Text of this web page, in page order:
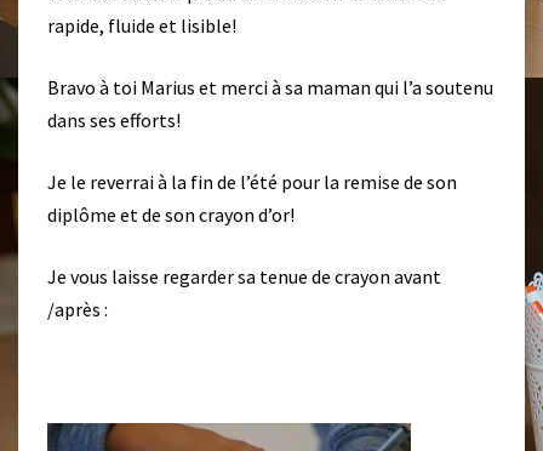
È
P
M
A
I
rapide, fluide et lisible!
Bravo à toi Marius et merci à sa maman qui l’a soutenu
dans ses efforts!
Je le reverrai à la fin de l’été pour la remise de son
diplôme et de son crayon d’or!
Je vous laisse regarder sa tenue de crayon avant
/après :